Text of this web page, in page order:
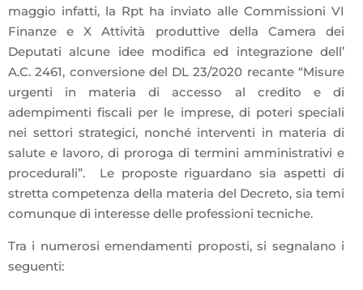
maggio infatti, la Rpt ha inviato alle Commissioni VI
Finanze e X Attività produttive della Camera dei
Deputati alcune idee modifica ed integrazione dell’
A.C. 2461, conversione del DL 23/2020 recante “Misure
urgenti in materia di accesso al credito e di
adempimenti fiscali per le imprese, di poteri speciali
nei settori strategici, nonché interventi in materia di
salute e lavoro, di proroga di termini amministrativi e
procedurali”. Le proposte riguardano sia aspetti di
stretta competenza della materia del Decreto, sia temi
comunque di interesse delle professioni tecniche.
Tra i numerosi emendamenti proposti, si segnalano i
seguenti: